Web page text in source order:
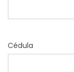
Cédula